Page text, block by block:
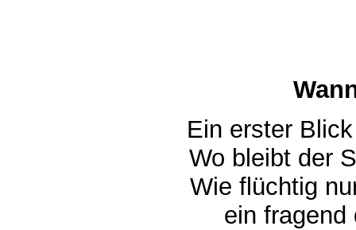
Ein erster
Wo bleibt der
Wie flüchtig
ein fragend